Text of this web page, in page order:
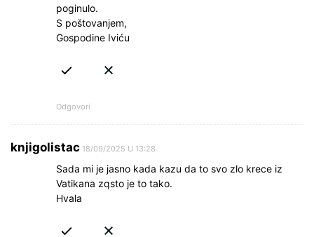
poginulo.
S poštovanjem,
Gospodine Iviću
Odgovori
knjigolistac 18/09/2025 U 13:28
Sada mi je jasno kada kazu da to svo zlo krece iz
Vatikana zqsto je to tako.
Hvala